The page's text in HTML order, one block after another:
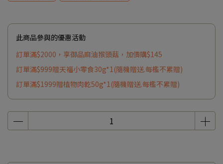
此商品參與的優惠活動
訂單滿$2000，享御品麻油猴頭菇，加價購$145
訂單滿$999贈天福小零食30g*1(隨機贈送.每檻不累贈)
訂單滿$1999贈植物肉乾50g*1(隨機贈送.每檻不累贈)